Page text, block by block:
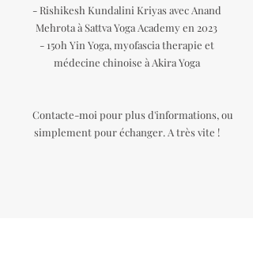
- Rishikesh Kundalini Kriyas avec Anand
Mehrota à Sattva Yoga Academy en 2023
- 150h Yin Yoga, myofascia therapie et
médecine chinoise à Akira Yoga
Contacte-moi pour plus d'informations, ou
simplement pour échanger. A très vite !